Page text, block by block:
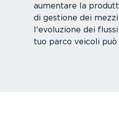
aumentare la
di gestione dei
l'evoluzione dei
tuo parco veicoli